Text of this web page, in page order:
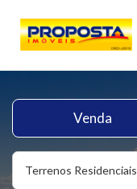
Terrenos Residenciais
Venda